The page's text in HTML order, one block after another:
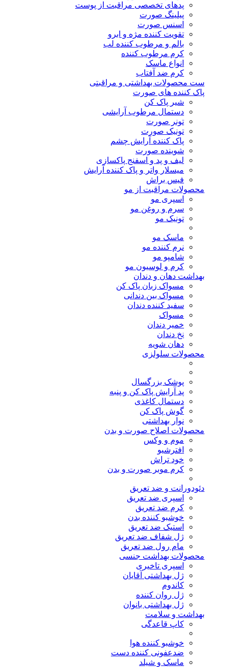
پدهای تخصصی مراقبت از پوست
پیلینگ صورت
اسنس صورت
تقویت کننده مژه و ابرو
بالم و مرطوب کننده لب
کرم مرطوب کننده
انواع ماسک
کرم ضد آفتاب
ست محصولات بهداشتی و مراقبتی
پاک کننده های صورت
شیر پاک کن
دستمال مرطوب آرایشی
تونر صورت
تونیک صورت
پاک کننده آرایش چشم
شوینده صورت
لیف و پد و اسفنج پاکسازی
میسلار واتر و پاک کننده آرایش
فیس براش
محصولات مراقبت از مو
اسپری مو
سرم و روغن مو
تونیک مو
ماسک مو
نرم کننده مو
شامپو مو
کرم و لوسیون مو
بهداشت دهان و دندان
مسواک زبان پاک کن
مسواک بین دندانی
سفید کننده دندان
مسواک
خمیر دندان
نخ دندان
دهان شویه
محصولات سلولزی
پوشک بزرگسال
پد آرایش پاک کن و پنبه
دستمال کاغذی
گوش پاک کن
نوار بهداشتی
محصولات اصلاح صورت و بدن
موم و وکس
افترشیو
خود تراش
کرم موبر صورت و بدن
دئودورانت و ضد تعریق
اسپری ضد تعریق
کرم ضد تعریق
خوشبو کننده بدن
استیک ضد تعریق
ژل شفاف ضد تعریق
مام رول ضد تعریق
محصولات بهداشت جنسی
اسپری تاخیری
ژل بهداشتی آقایان
کاندوم
ژل روان کننده
ژل بهداشتی بانوان
بهداشت و سلامت
کاپ قاعدگی
خوشبو کننده هوا
ضدعفونی کننده دست
ماسک و شیلد